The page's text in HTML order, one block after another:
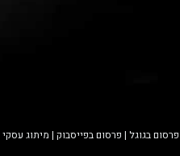
פרסום בגוגל | פרסום בפייסבוק | מיתוג עסקי